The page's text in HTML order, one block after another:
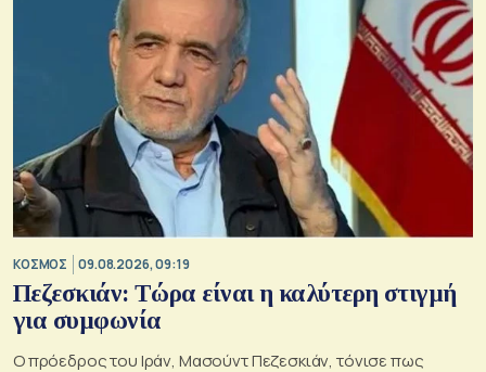
ΚΟΣΜΟΣ 09.08.2026, 09:19
Πεζεσκιάν: Τώρα είναι η καλύτερη στιγμή
για συμφωνία
Ο πρόεδρος του Ιράν, Μασούντ Πεζεσκιάν, τόνισε πως